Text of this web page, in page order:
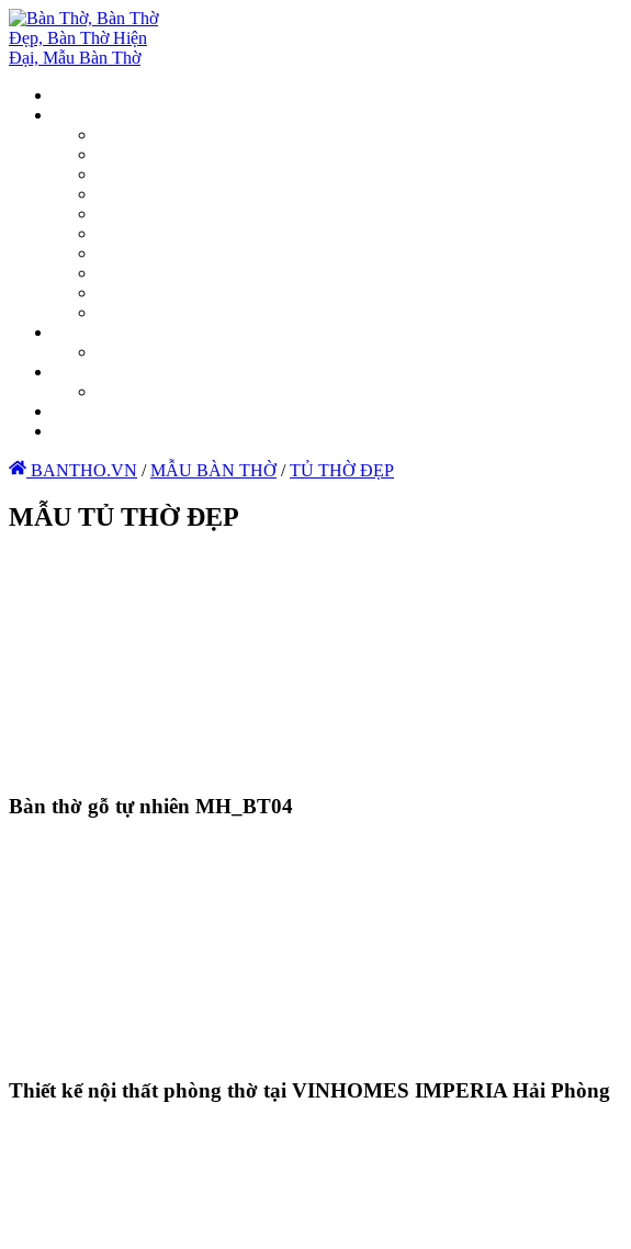
BANTHO.VN / MẪU BÀN THỜ / TỦ THỜ ĐẸP
MẪU TỦ THỜ ĐẸP
Bàn thờ gỗ tự nhiên MH_BT04
Thiết kế nội thất phòng thờ tại VINHOMES IMPERIA Hải Phòng